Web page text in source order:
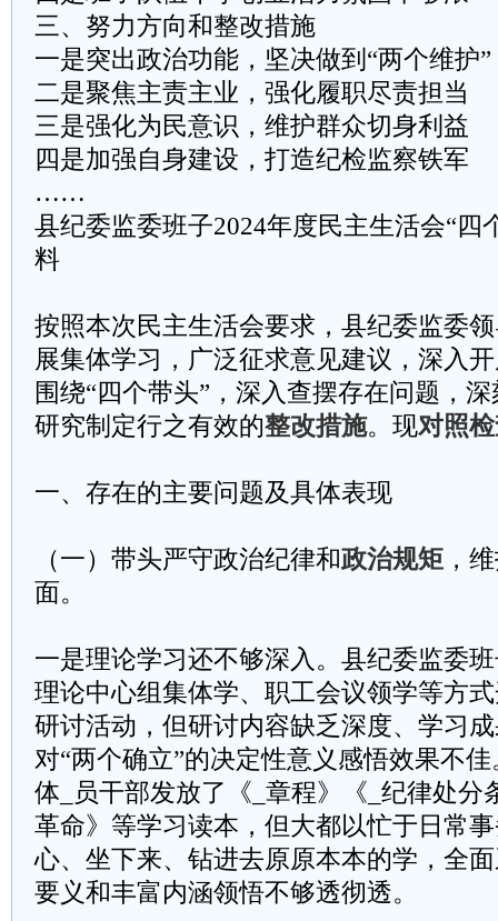
三、努力方向和整改措施
一是突出政治功能，坚决做到“两个维护”
二是聚焦主责主业，强化履职尽责担当
三是强化为民意识，维护群众切身利益
四是加强自身建设，打造纪检监察铁军
……
县纪委监委班子2024年度民主生活会“四
料
按照本次民主生活会要求，县纪委监委
展集体学习，广泛征求意见建议，深入
围绕“四个带头”，深入查摆存在问题，
研究制定行之有效的整改措施。现对照
一、存在的主要问题及具体表现
（一）带头严守政治纪律和政治规矩 ，
面。
一是理论学习还不够深入。县纪委监委
理论中心组集体学、职工会议领学等方
研讨活动，但研讨内容缺乏深度、学习
对“两个确立”的决定性意义感悟效果不
体_员干部发放了《_章程》《_纪律处分
革命》等学习读本，但大都以忙于日常
心、坐下来、钻进去原原本本的学，全
要义和丰富内涵领悟不够透彻透。